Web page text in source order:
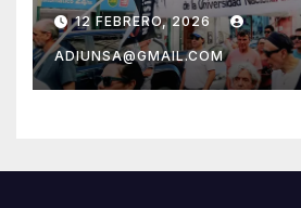
12 FEBRERO, 2026
ADIUNSA@GMAIL.COM